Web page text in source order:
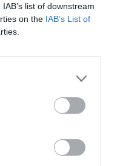
list of downstream
on the IAB’s List of